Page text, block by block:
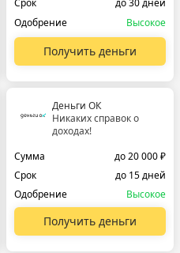
Срок
до 30 дней
Одобрение
Высокое
Получить деньги
Деньги ОК
Никаких справок о
доходах!
Сумма
до 20 000 ₽
Срок
до 15 дней
Одобрение
Высокое
Получить деньги